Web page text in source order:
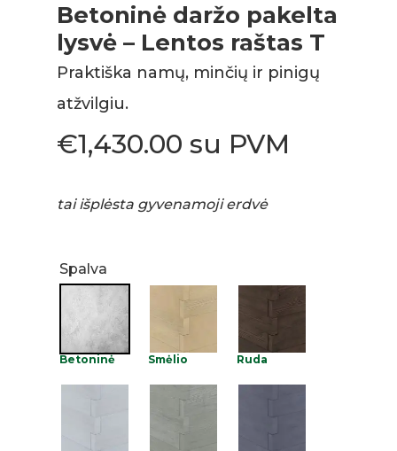
Betoninė daržo pakelta
lysvė – Lentos raštas T
Praktiška namų, minčių ir pinigų
atžvilgiu.
€1,430.00 su PVM
tai išplėsta gyvenamoji erdvė
Spalva
Betoninė Smėlio Ruda